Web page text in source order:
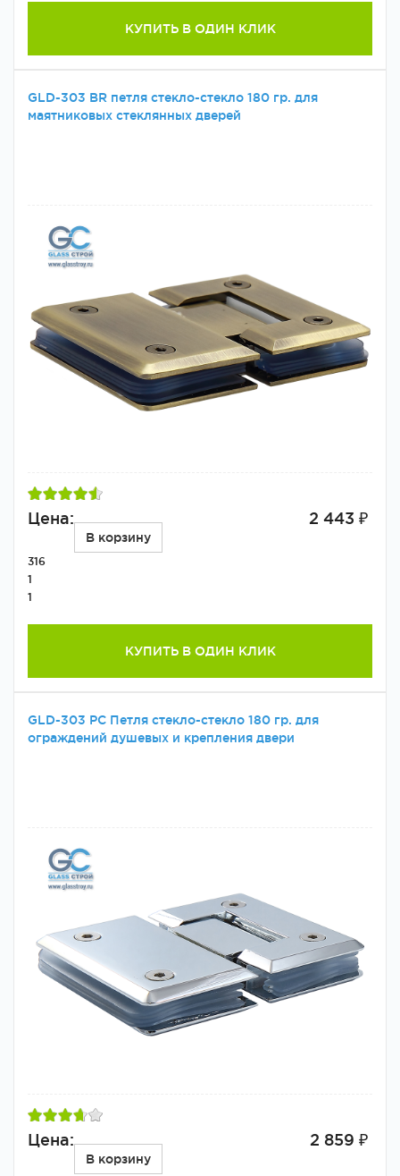
КУПИТЬ В ОДИН КЛИК
GLD-303 BR петля стекло-стекло 180 гр. для
маятниковых стеклянных дверей
Цена: 2 443 ₽
В корзину
316
1
1
КУПИТЬ В ОДИН КЛИК
GLD-303 PC Петля стекло-стекло 180 гр. для
ограждений душевых и крепления двери
Цена: 2 859 ₽
В корзину